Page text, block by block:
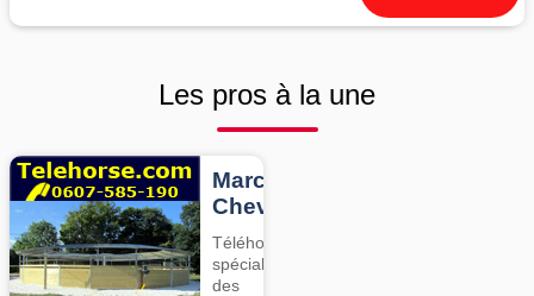
Les pros à la une
Marcheurs
Chevaux
Téléhorse,
spécialiste
des